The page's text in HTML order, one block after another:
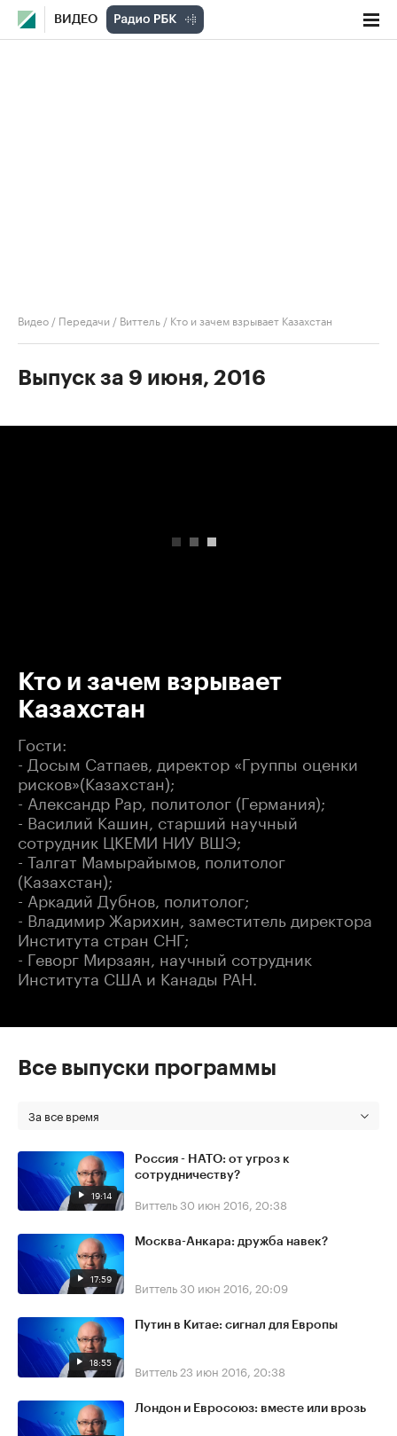
ВИДЕО
Видео / Передачи / Виттель / Кто и зачем взрывает Казахстан
Выпуск за 9 июня, 2016
Кто и зачем взрывает
Казахстан
Гости:
- Досым Сатпаев, директор «Группы оценки
рисков»(Казахстан);
- Александр Рар, политолог (Германия);
- Василий Кашин, старший научный
сотрудник ЦКЕМИ НИУ ВШЭ;
- Талгат Мамырайымов, политолог
(Казахстан);
- Аркадий Дубнов, политолог;
- Владимир Жарихин, заместитель директора
Института стран СНГ;
- Геворг Мирзаян, научный сотрудник
Института США и Канады РАН.
Все выпуски программы
За все время
19:14
Россия - НАТО: от угроз к
сотрудничеству?
Виттель30 июн 2016, 20:38
17:59
Москва-Анкара: дружба навек?
Виттель30 июн 2016, 20:09
18:55
Путин в Китае: сигнал для Европы
Виттель 23 июн 2016, 20:38
Лондон и Евросоюз: вместе или врозь